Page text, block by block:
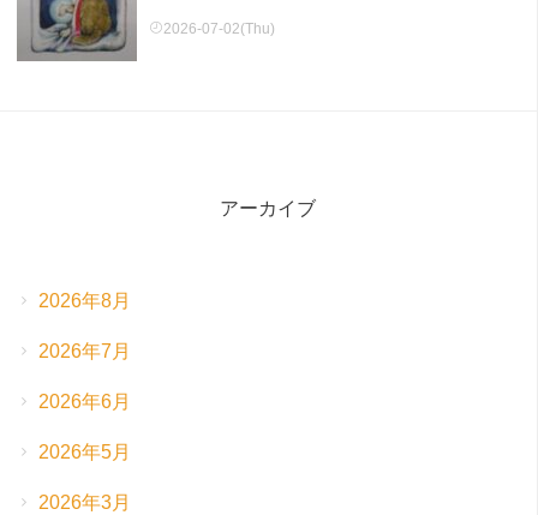
2026-07-02(Thu)
アーカイブ
2026年8月
2026年7月
2026年6月
2026年5月
2026年3月